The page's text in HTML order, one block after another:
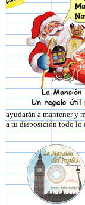
ayudarán a mantener y
a tu disposición todo lo